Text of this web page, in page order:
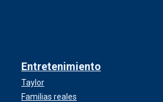
Entretenimiento
Taylor
Familias reales